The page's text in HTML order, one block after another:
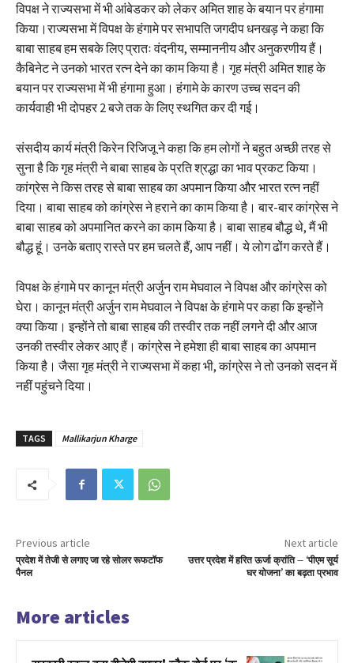
विपक्ष ने राज्यसभा में भी आंबेडकर को लेकर अमित शाह के बयान पर हंगामा
किया।राज्यसभा में विपक्ष के हंगामे पर सभापति जगदीप धनखड़ ने कहा कि
बाबा साहब हम सबके लिए प्रातः वंदनीय, सम्माननीय और अनुकरणीय हैं।
कैबिनेट ने उनको भारत रत्न देने का काम किया है। गृह मंत्री अमित शाह के
बयान पर राज्यसभा में भी हंगामा हुआ। हंगामे के कारण उच्च सदन की
कार्यवाही भी दोपहर 2 बजे तक के लिए स्थगित कर दी गई।
संसदीय कार्य मंत्री किरेन रिजिजू ने कहा कि हम लोगों ने बहुत अच्छी तरह से
सुना है कि गृह मंत्री ने बाबा साहब के प्रति श्रद्धा का भाव प्रकट किया।
कांग्रेस ने किस तरह से बाबा साहब का अपमान किया और भारत रत्न नहीं
दिया। बाबा साहब को कांग्रेस ने हराने का काम किया है। बार-बार कांग्रेस ने
बाबा साहब को अपमानित करने का काम किया है। बाबा साहब बौद्ध थे, मैं भी
बौद्ध हूं। उनके बताए रास्ते पर हम चलते हैं, आप नहीं। ये लोग ढोंग करते हैं।
विपक्ष के हंगामे पर कानून मंत्री अर्जुन राम मेघवाल ने विपक्ष और कांग्रेस को
घेरा। कानून मंत्री अर्जुन राम मेघवाल ने विपक्ष के हंगामे पर कहा कि इन्होंने
क्या किया। इन्होंने तो बाबा साहब की तस्वीर तक नहीं लगने दी और आज
उनकी तस्वीर लेकर आए हैं। कांग्रेस ने हमेशा ही बाबा साहब का अपमान
किया है। जैसा गृह मंत्री ने राज्यसभा में कहा भी, कांग्रेस ने तो उनको सदन में
नहीं पहुंचने दिया।
TAGS Mallikarjun Kharge
Previous article
प्रदेश में तेजी से लगाए जा रहे सोलर रूफटॉफ
पैनल
Next article
उत्तर प्रदेश में हरित ऊर्जा क्रांति – ‘पीएम सूर्य
घर योजना’ का बढ़ता प्रभाव
More articles